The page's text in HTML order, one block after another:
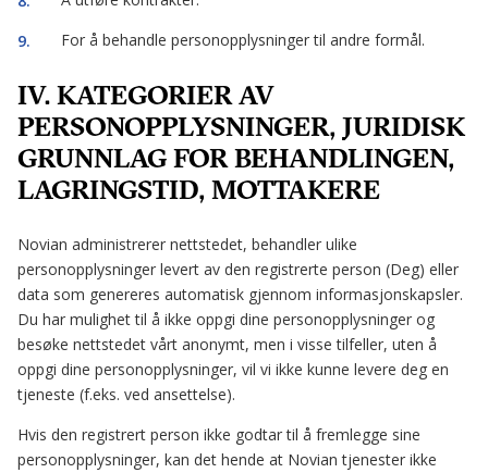
For å behandle personopplysninger til andre formål.
IV. KATEGORIER AV
PERSONOPPLYSNINGER, JURIDISK
GRUNNLAG FOR BEHANDLINGEN,
LAGRINGSTID, MOTTAKERE
Novian administrerer nettstedet, behandler ulike
personopplysninger levert av den registrerte person (Deg) eller
data som genereres automatisk gjennom informasjonskapsler.
Du har mulighet til å ikke oppgi dine personopplysninger og
besøke nettstedet vårt anonymt, men i visse tilfeller, uten å
oppgi dine personopplysninger, vil vi ikke kunne levere deg en
tjeneste (f.eks. ved ansettelse).
Hvis den registrert person ikke godtar til å fremlegge sine
personopplysninger, kan det hende at Novian tjenester ikke